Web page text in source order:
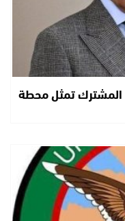
المشترك تمثل محطة